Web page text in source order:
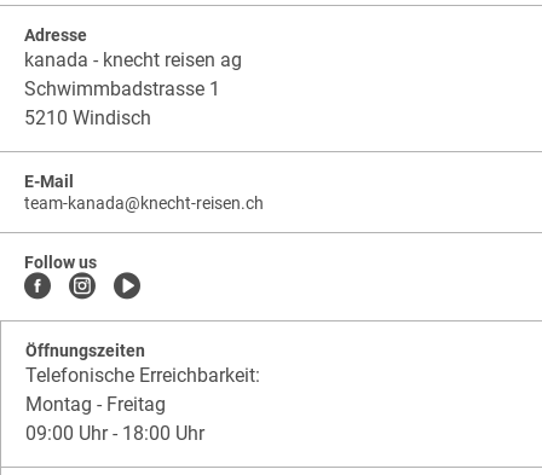
Adresse
kanada - knecht reisen ag
Schwimmbadstrasse 1
5210 Windisch
E-Mail
team-kanada@knecht-reisen.ch
Follow us
Öffnungszeiten
Telefonische Erreichbarkeit:
Montag - Freitag
09:00 Uhr - 18:00 Uhr